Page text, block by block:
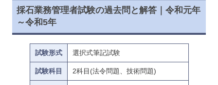
採石業務管理者試験の過去問と解答｜令和元年
～令和5年
試験形式 選択式筆記試験
試験科目 2科目(法令問題、技術問題)